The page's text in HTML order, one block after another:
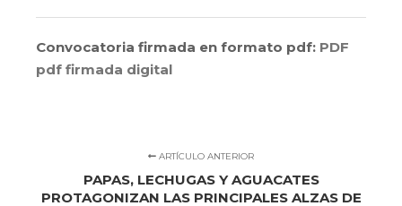
Convocatoria firmada en formato pdf: PDF
pdf firmada digital
ARTÍCULO ANTERIOR
PAPAS, LECHUGAS Y AGUACATES
PROTAGONIZAN LAS PRINCIPALES ALZAS DE